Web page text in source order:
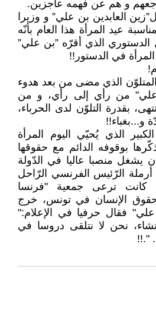
و هم عن فهمه عاجزين.
العابدين بن علي” و وزيرا
عيد المرأة هذا العام بأنّه
الدستوري الذي أقرّه ”بن علي”
المرأة في الدستور!!
المتلوّن الذي مضى من بعد هدوء
عليʺ من رأي إلى رأي، و من
بقدرة التلوّن لدى الحرباء،
و...بغباء!!
الذي يُحيّي اليوم المرأة
بوقوفه الدائم مع حقوقها
يشغل منصبا عاليا في الدّولة
أرملة الرّئيس الفرنسي الرّاحل
كانت ترعى جمعية ʺفرنسا
الإنسان في تونس، خرج
فقال حرفيا في الإعلام:ʺ
نحن لا نتلقى دروسا في
ʺ.!!